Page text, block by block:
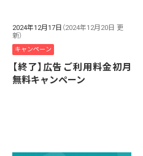
2024年12月17日 （2024年12月20日 更
新）
キャンペーン
【終了】広告ご利用料金初月
無料キャンペーン